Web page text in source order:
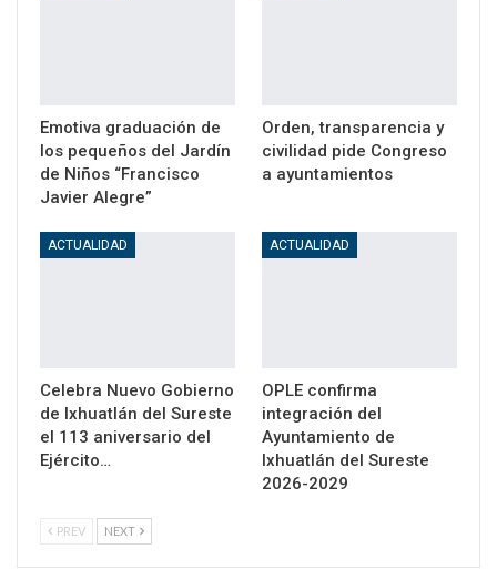
Emotiva graduación de
los pequeños del Jardín
de Niños “Francisco
Javier Alegre”
Orden, transparencia y
civilidad pide Congreso
a ayuntamientos
ACTUALIDAD
Celebra Nuevo Gobierno
de Ixhuatlán del Sureste
el 113 aniversario del
Ejército…
ACTUALIDAD
OPLE confirma
integración del
Ayuntamiento de
Ixhuatlán del Sureste
2026-2029
PREV NEXT